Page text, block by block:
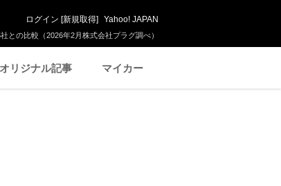
の比較（2026年2月株式会社プラグ調べ）
ログイン [新規取得] Yahoo! JAPAN
オリジナル記事 マイカー